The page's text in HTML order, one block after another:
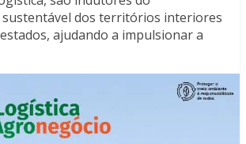
dos territórios interiores
ajudando a impulsionar a